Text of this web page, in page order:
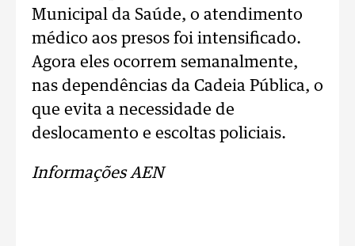
Municipal da Saúde, o atendimento
médico aos presos foi intensificado.
Agora eles ocorrem semanalmente,
nas dependências da Cadeia Pública, o
que evita a necessidade de
deslocamento e escoltas policiais.
Informações AEN